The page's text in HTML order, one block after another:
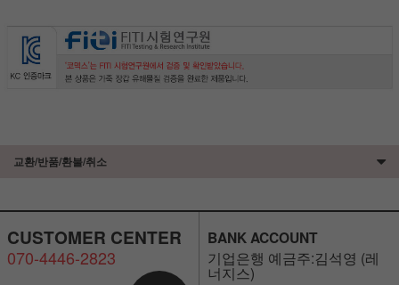
세요!
교환/반품/환불/취소
CUSTOMER CENTER
070-4446-2823
BANK ACCOUNT
기업은행 예금주:김석영 (레
너지스)